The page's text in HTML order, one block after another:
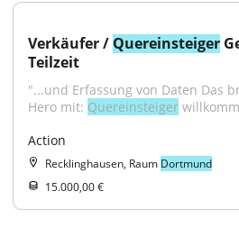
Verkäufer / Quereinsteiger
Teilzeit
"...und Erfassung von Daten Das
Hero mit: Quereinsteiger
Action
Recklinghausen, Raum Dortmund
15.000,00 €